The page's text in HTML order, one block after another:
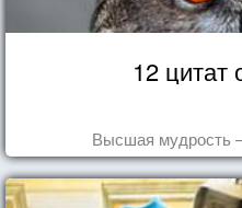
12 цитат
Высшая мудрость